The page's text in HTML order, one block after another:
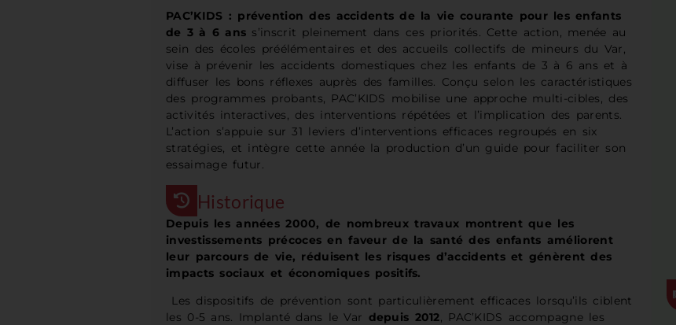
PAC’KIDS : prévention des accidents de la vie courante pour les enfants
de 3 à 6 ans s’inscrit pleinement dans ces priorités. Cette action, menée au
sein des écoles préélémentaires et des accueils collectifs de mineurs du Var,
vise à prévenir les accidents domestiques chez les enfants de 3 à 6 ans et à
diffuser les bons réflexes auprès des familles. Conçu selon les caractéristiques
des programmes probants, PAC’KIDS mobilise une approche multi-cibles, des
activités interactives, des interventions répétées et l’implication des parents.
L’action s’appuie sur 31 leviers d’interventions efficaces regroupés en six
stratégies, et intègre cette année la production d’un guide pour faciliter son
essaimage futur.
Historique
Depuis les années 2000, de nombreux travaux montrent que les
investissements précoces en faveur de la santé des enfants améliorent
leur parcours de vie, réduisent les risques d’accidents et génèrent des
impacts sociaux et économiques positifs.
Les dispositifs de prévention sont particulièrement efficaces lorsqu’ils ciblent
les 0-5 ans. Implanté dans le Var depuis 2012, PAC’KIDS accompagne les